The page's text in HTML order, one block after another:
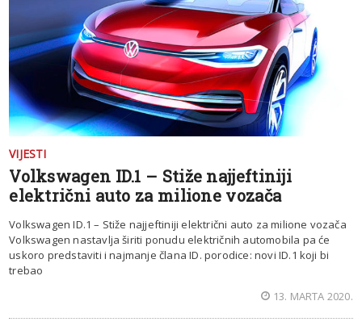
VIJESTI
Volkswagen ID.1 – Stiže najjeftiniji
električni auto za milione vozača
Volkswagen ID.1 – Stiže najjeftiniji električni auto za milione vozača
Volkswagen nastavlja širiti ponudu električnih automobila pa će
uskoro predstaviti i najmanje člana ID. porodice: novi ID.1 koji bi
trebao
13. MARTA 2020.